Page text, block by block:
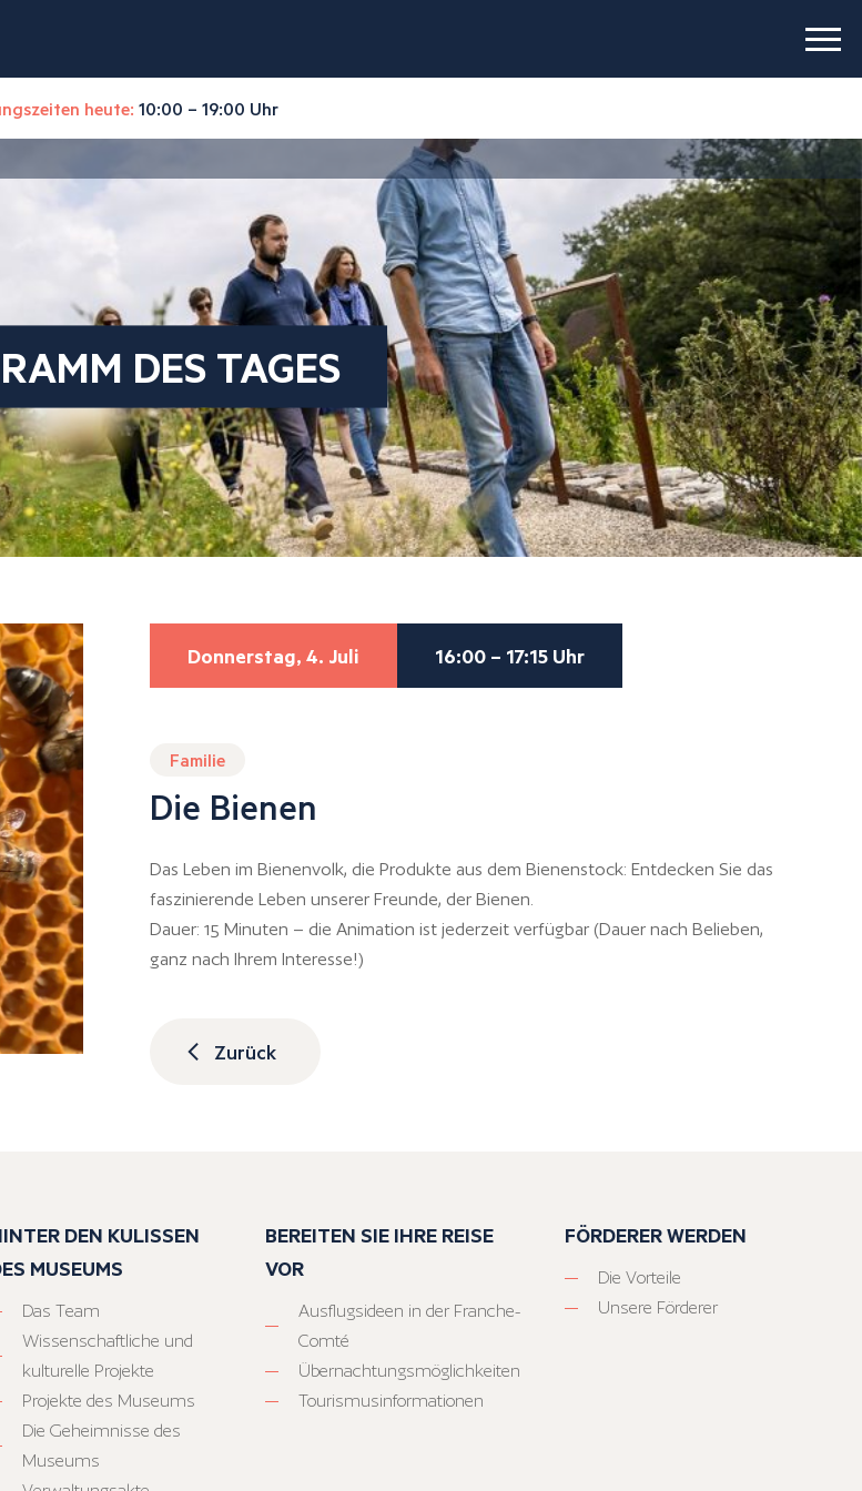
heute: 10:00 – 19:00 Uhr
DES TAGES
Donnerstag, 4. Juli 16:00 – 17:15 Uhr
Familie
Die Bienen
Das Leben im Bienenvolk, die Produkte aus dem Bienenstock: Entdecken Sie das
faszinierende Leben unserer Freunde, der Bienen.
Dauer: 15 Minuten – die Animation ist jederzeit verfügbar (Dauer nach Belieben,
ganz nach Ihrem Interesse!)
Zurück
DEN KULISSEN
MUSEUMS
Das Team
Wissenschaftliche und
kulturelle Projekte
Projekte des Museums
Die Geheimnisse des
Museums
BEREITEN SIE IHRE REISE
VOR
Ausflugsideen in der Franche-
Comté
Übernachtungsmöglichkeiten
Tourismusinformationen
FÖRDERER WERDEN
Die Vorteile
Unsere Förderer